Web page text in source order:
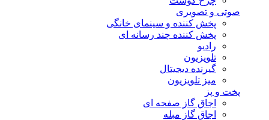
صوتی و تصویری
پخش کننده و سینمای خانگی
پخش کننده چند رسانه ای
رادیو
تلویزیون
گیرنده دیجیتال
میز تلویزیون
پخت و پز
اجاق گاز صفحه ای
اجاق گاز مبله